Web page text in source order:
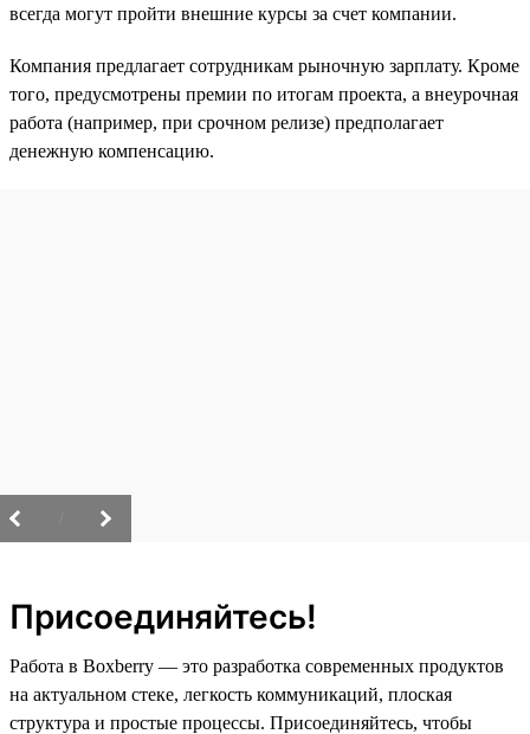
всегда могут пройти внешние курсы за счет компании.
Компания предлагает сотрудникам рыночную зарплату. Кроме
того, предусмотрены премии по итогам проекта, а внеурочная
работа (например, при срочном релизе) предполагает
денежную компенсацию.
Присоединяйтесь!
Работа в Boxberry — это разработка современных продуктов
на актуальном стеке, легкость коммуникаций, плоская
структура и простые процессы. Присоединяйтесь, чтобы